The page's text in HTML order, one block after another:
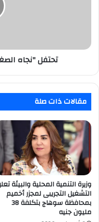
تحتفل "نجاه
مقالات ذات صلة
وزيرة التنمية المحلية والبيئة
التشغيل التجريبى لمجزر أخميم
بمحافظة سوهاج بتكلفة 38
مليون جنيه